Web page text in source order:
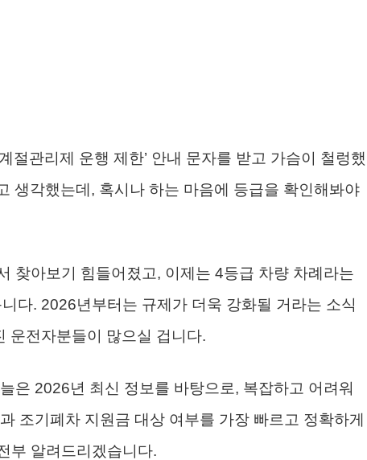
절관리제 운행 제한’ 안내 문자를 받고 가슴이 철렁했
생각했는데, 혹시나 하는 마음에 등급을 확인해봐야
찾아보기 힘들어졌고, 이제는 4등급 차량 차례라는
다. 2026년부터는 규제가 더욱 강화될 거라는 소식
운전자분들이 많으실 겁니다.
은 2026년 최신 정보를 바탕으로, 복잡하고 어려워
조기폐차 지원금 대상 여부를 가장 빠르고 정확하게
부 알려드리겠습니다.